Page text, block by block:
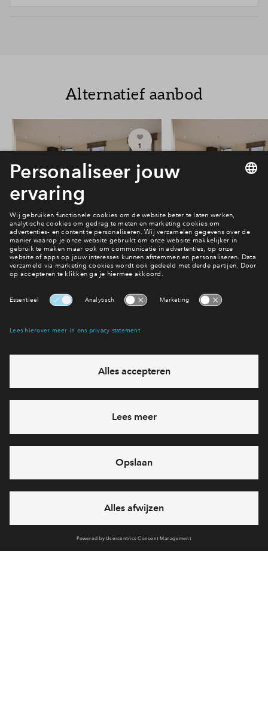
Alternatief aanbod
1
#239
Vrij
Victoria Two Hoek appartement
#239
Victoria Two
#257
Victoria Two Hoek
#257
Interesse? Meld je dan snel aan
Heb je een vraag en wil je direct antwoord? Bel ons op
6 dagen per week beschikbaar (behalve tijdens